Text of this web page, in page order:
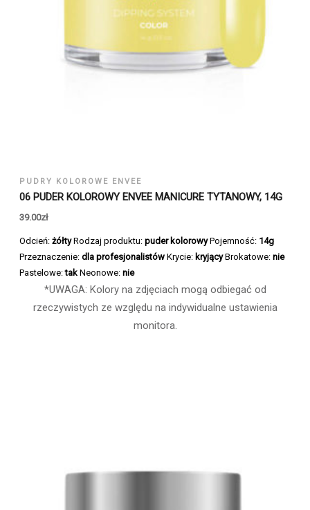
PUDRY KOLOROWE ENVEE
06 PUDER KOLOROWY ENVEE MANICURE TYTANOWY, 14G
39.00zł
Odcień: żółty Rodzaj produktu: puder kolorowy Pojemność: 14g
Przeznaczenie: dla profesjonalistów Krycie: kryjący Brokatowe: nie
Pastelowe:tak Neonowe: nie
*UWAGA: Kolory na zdjęciach mogą odbiegać od
rzeczywistych ze względu na indywidualne ustawienia
monitora.